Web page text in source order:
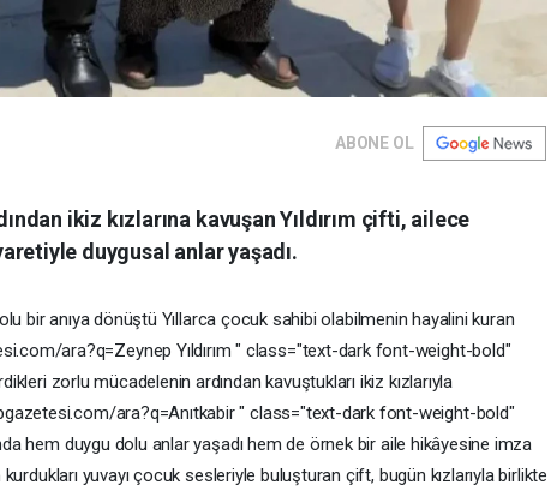
ABONE OL
ikiz kızlarına kavuşan Yıldırım çifti, ailece
duygusal anlar yaşadı.
biranıyadönüştü Yıllarca çocuk sahibiolabilmeninhayalinikuran
ara?q=Zeynep Yıldırım" class="text-dark font-weight-bold"
zorlumücadeleninardındankavuştukları ikiz kızlarıyla
ara?q=Anıtkabir"class="text-dark font-weight-bold"
hem duygu dolu anlaryaşadıhemde örnek bir aile hikâyesine imza
kurdukları yuvayıçocuksesleriyle buluşturan çift, bugün kızlarıylabirlikte